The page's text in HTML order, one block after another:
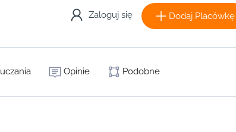
Zaloguj się Dodaj Placówkę
Opinie Podobne